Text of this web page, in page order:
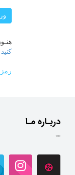
کنید
دربـاره مـا
""